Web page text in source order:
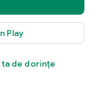
Play
de dorințe